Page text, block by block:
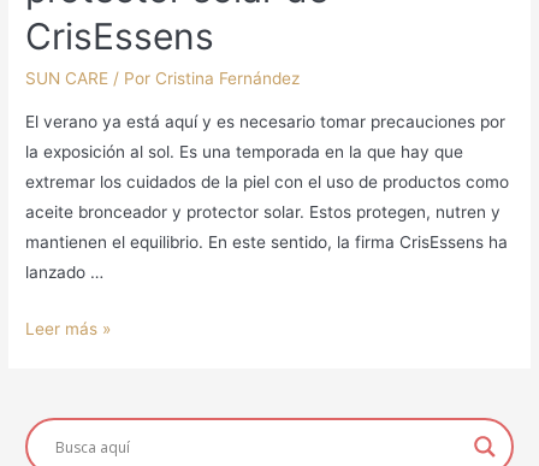
CrisEssens
SUN CARE / Por Cristina Fernández
El verano ya está aquí y es necesario tomar precauciones por
la exposición al sol. Es una temporada en la que hay que
extremar los cuidados de la piel con el uso de productos como
aceite bronceador y protector solar. Estos protegen, nutren y
mantienen el equilibrio. En este sentido, la firma CrisEssens ha
lanzado …
Aceite
protector
solar
Leer más »